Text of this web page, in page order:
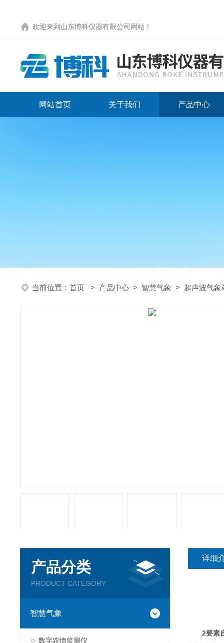
欢迎来到 山东博科仪器有限公司网站 ！
网站首页 关于我们 产品中心
当前位置： 首页 > 产品中心 > 智慧气象 > 超声波气象
产品分类
PRODUCT CATEGORY
智慧气象
数字农情监测仪
详细
2要素